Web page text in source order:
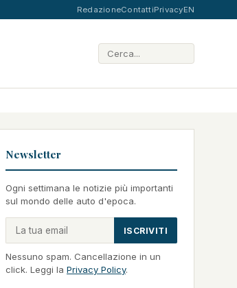
RedazioneContattiPrivacyEN
Newsletter
Ogni settimana le notizie più importanti
sul mondo delle auto d'epoca.
ISCRIVITI
Nessuno spam. Cancellazione in un
click. Leggi la Privacy Policy.